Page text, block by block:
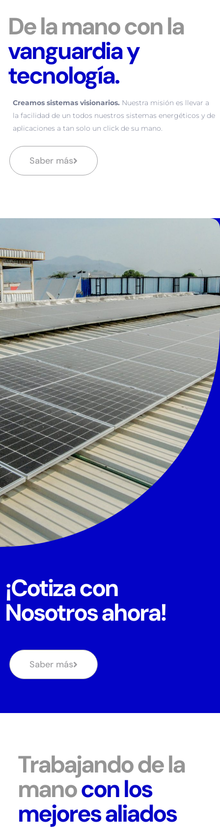
De la mano con la
vanguardia y
tecnología.
Creamos sistemas visionarios. Nuestra misión es llevar a
la facilidad de un todos nuestros sistemas energéticos y de
aplicaciones a tan solo un click de su mano.
Saber más
¡Cotiza con
Nosotros ahora!
Saber más
Trabajando de la
manocon los
mejores aliados